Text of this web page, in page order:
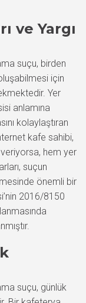
ve Yargı
suçu, birden
için
Yer
anlamına
kolaylaştıran
kafe sahibi,
hem yer
suçun
önemli bir
2016/8150
suçu, günlük